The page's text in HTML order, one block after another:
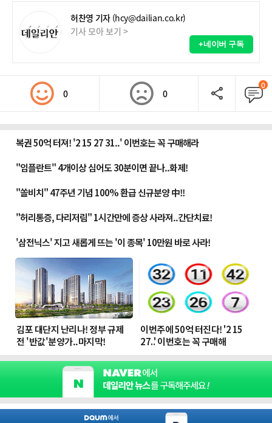
허찬영 기자 (hcy@dailian.co.kr)
기사 모아 보기 >
+네이버 구독
0 0
0